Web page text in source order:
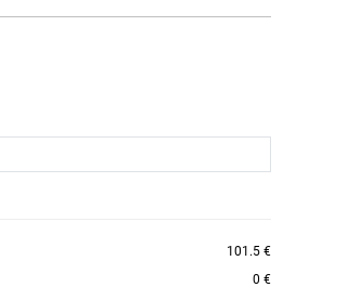
101.5 €
0 €